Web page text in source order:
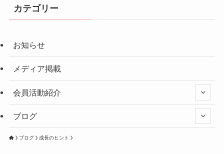
カテゴリー
お知らせ
メディア掲載
会員活動紹介
ブログ
ブログ 成長のヒント